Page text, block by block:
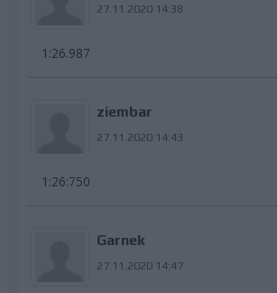
27.11.2020 14:38
1:26.987
ziembar
27.11.2020 14:43
1:26:750
Garnek
27.11.2020 14:47